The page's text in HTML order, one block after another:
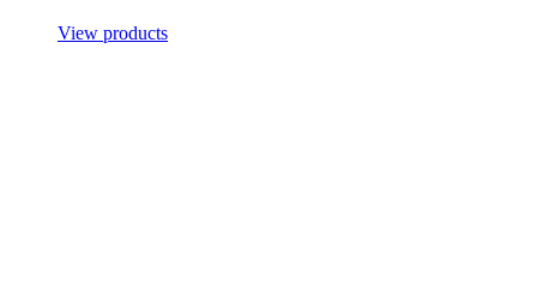
View products